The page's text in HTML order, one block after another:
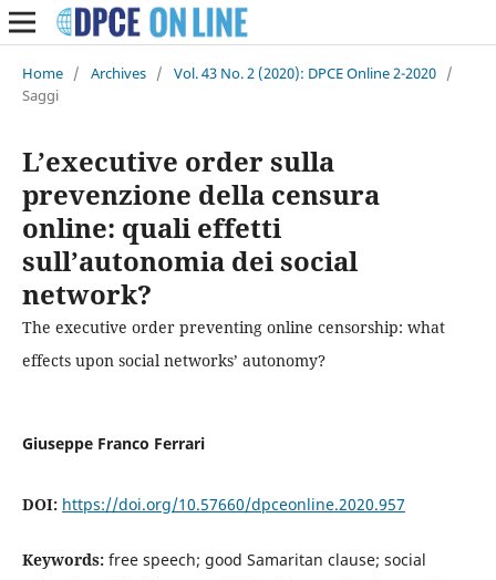
Home / Archives / Vol. 43 No. 2 (2020): DPCE Online 2-2020 /
Saggi
L’executive order sulla
prevenzione della censura
online: quali effetti
sull’autonomia dei social
network?
The executive order preventing online censorship: what
effects upon social networks’ autonomy?
Giuseppe Franco Ferrari
DOI: https://doi.org/10.57660/dpceonline.2020.957
Keywords: free speech; good Samaritan clause; social